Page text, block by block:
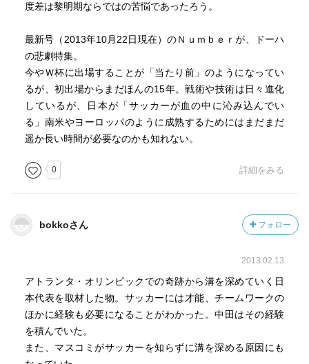
度差は黎明期ならではの苦悩であったろう。
最新号（2013年10月22日現在）のＮｕｍｂｅｒが、ドーハ
の悲劇特集。
今やＷ杯に出場することが「当たり前」のようになってい
るが、初出場からまだほんの15年。戦術や技術は日々進化
しているが、日本が「サッカーが血の中に沁み込んでい
る」南米やヨーロッパのように成熟するためにはまだまだ
遥か長い時間が必要なのかも知れない。
0 詳細をみる
bokkoさん フォロー
2013.02.13
アトランタ・オリンピックでの奇跡から溝を深めていく日
本代表を取材した物。サッカーには才能、チームワークの
ほかに経験も必要になることがわかった。中田はその経験
を積んでいた。
また、マスコミがサッカーを知らずに溝を深める原因にも